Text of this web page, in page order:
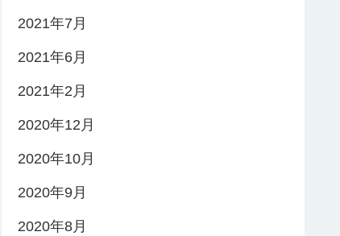
2021年7月
2021年6月
2021年2月
2020年12月
2020年10月
2020年9月
2020年8月